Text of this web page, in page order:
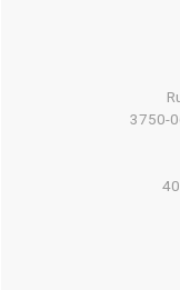
3750-